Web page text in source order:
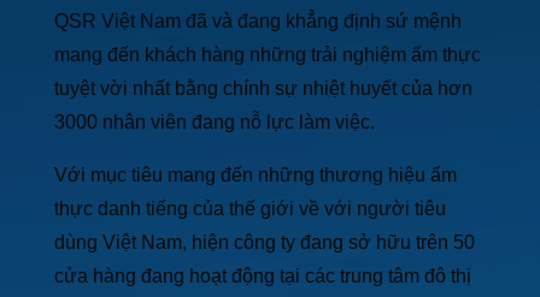
QSR Việt Nam đã và đang khẳng định sứ mệnh
mang đến khách hàng những trải nghiệm ẩm thực
tuyệt vời nhất bằng chính sự nhiệt huyết của hơn
3000 nhân viên đang nỗ lực làm việc.
Với mục tiêu mang đến những thương hiệu ẩm
thực danh tiếng của thế giới về với người tiêu
dùng Việt Nam, hiện công ty đang sở hữu trên 50
cửa hàng đang hoạt động tại các trung tâm đô thị